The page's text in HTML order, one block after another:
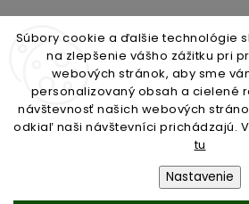
Súbory cookie a ďalšie technológie
na zlepšenie vášho zážitku pri
webových stránok, aby sme
personalizovaný obsah a cielené
návštevnosť našich webových
odkiaľ naši návštevníci prichádzajú.
tu
Nastavenie
open-gate.cz